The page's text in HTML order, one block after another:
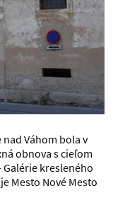
Váhom bola v
obnova s cieľom
kresleného
Mesto Nové Mesto